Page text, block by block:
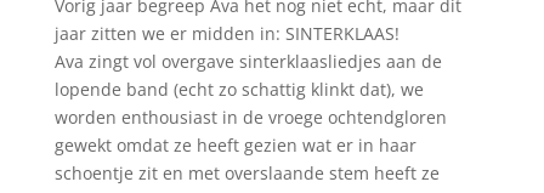
Vorig jaar begreep Ava het nog niet echt, maar dit
jaar zitten we er midden in: SINTERKLAAS!
Ava zingt vol overgave sinterklaasliedjes aan de
lopende band (echt zo schattig klinkt dat), we
worden enthousiast in de vroege ochtendgloren
gewekt omdat ze heeft gezien wat er in haar
schoentje zit en met overslaande stem heeft ze